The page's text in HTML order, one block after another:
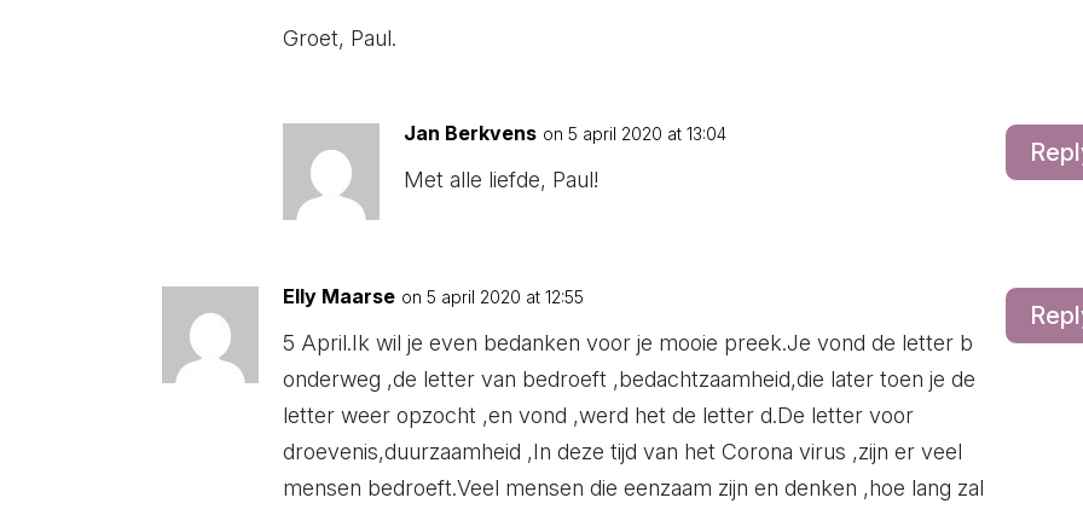
Groet, Paul.
Jan Berkvens on 5 april 2020 at 13:04
Met alle liefde, Paul!
Elly Maarse on 5 april 2020 at 12:55
5 April.Ik wil je even bedanken voor je mooie preek.Je vond de letter b
onderweg ,de letter van bedroeft ,bedachtzaamheid,die later toen je de
letter weer opzocht ,en vond ,werd het de letter d.De letter voor
droevenis,duurzaamheid ,In deze tijd van het Corona virus ,zijn er veel
mensen bedroeft.Veel mensen die eenzaam zijn en denken ,hoe lang zal